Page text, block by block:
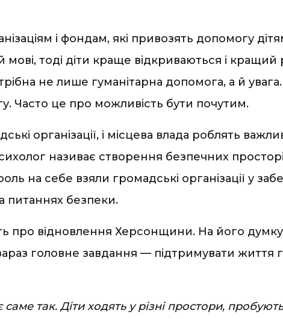
і фондам, які привозять допомогу
мові, тоді діти краще відкриваються і
не лише гуманітарна допомога, а й
Часто це про можливість бути почутим.
організації, і місцева влада роблять
називає створення безпечних
на себе взяли громадські організації у
питаннях безпеки.
про відновлення Херсонщини. На його
головне завдання — підтримувати життя
так. Діти ходять у різні простори,